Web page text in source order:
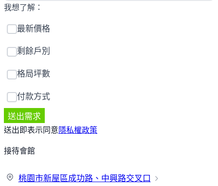
我想了解：
最新價格
剩餘戶別
格局坪數
付款方式
送出需求
送出即表示同意隱私權政策
接待會館
桃園市新屋區成功路、中興路交叉口